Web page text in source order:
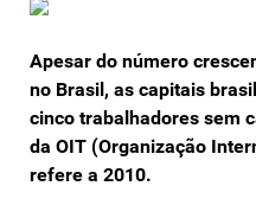
Apesar do número
no Brasil, as capitais
cinco trabalhadores sem
da OIT (Organização
refere a 2010.